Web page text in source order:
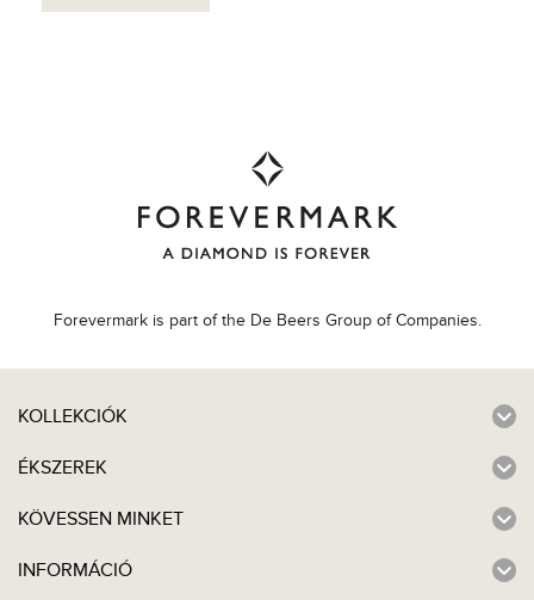
Forevermark is part of the De Beers Group of Companies.
KOLLEKCIÓK
ÉKSZEREK
KÖVESSEN MINKET
INFORMÁCIÓ